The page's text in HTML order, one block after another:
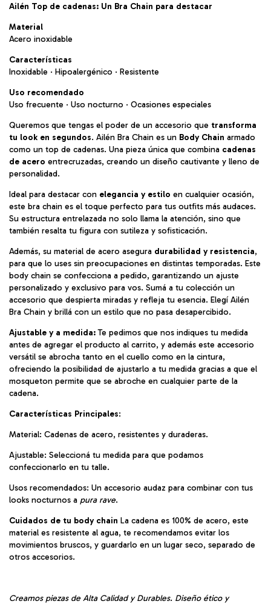
Ailén Top de cadenas: Un Bra Chain para destacar
Material
Acero inoxidable
Características
Inoxidable · Hipoalergénico · Resistente
Uso recomendado
Uso frecuente · Uso nocturno · Ocasiones especiales
Queremos que tengas el poder de un accesorio que transforma
tu look en segundos. Ailén Bra Chain es un Body Chain armado
como un top de cadenas. Una pieza única que combina cadenas
de acero entrecruzadas, creando un diseño cautivante y lleno de
personalidad.
Ideal para destacar con elegancia y estilo en cualquier ocasión,
este bra chain es el toque perfecto para tus outfits más audaces.
Su estructura entrelazada no solo llama la atención, sino que
también resalta tu figura con sutileza y sofisticación.
Además, su material de acero asegura durabilidad y resistencia,
para que lo uses sin preocupaciones en distintas temporadas. Este
body chain se confecciona a pedido, garantizando un ajuste
personalizado y exclusivo para vos. Sumá a tu colección un
accesorio que despierta miradas y refleja tu esencia. Elegí Ailén
Bra Chain y brillá con un estilo que no pasa desapercibido.
Ajustable y a medida:Te pedimos que nos indiques tu medida
antes de agregar el producto al carrito, y además este accesorio
versátil se abrocha tanto en el cuello como en la cintura,
ofreciendo la posibilidad de ajustarlo a tu medida gracias a que el
mosqueton permite que se abroche en cualquier parte de la
cadena.
Características Principales:
Material: Cadenas de acero, resistentes y duraderas.
Ajustable: Seleccioná tu medida para que podamos
confeccionarlo en tu talle.
Usos recomendados: Un accesorio audaz para combinar con tus
looks nocturnos a pura rave.
Cuidados de tu body chain La cadena es 100% de acero, este
material es resistente al agua, te recomendamos evitar los
movimientos bruscos, y guardarlo en un lugar seco, separado de
otros accesorios.
Creamos piezas de Alta Calidad y Durables. Diseño ético y